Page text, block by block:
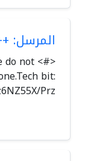
المرسل:
do not
bit:
Prz